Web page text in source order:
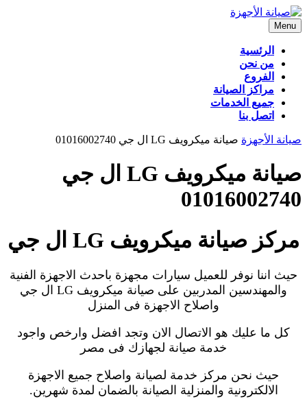
Skip
to
content
Menu
الرئسية
من نحن
الفروع
مراكز الصيانة
جميع الخدمات
اتصل بنا
CLOSE
صيانة الأجهزة صيانة ميكرويف LG ال جي 01016002740
صيانة ميكرويف LG ال جي
01016002740
مركز صيانة ميكرويف LG ال جي
حيث اننا نوفر للعميل سيارات مجهزة باحدث الاجهزة الفنية
والمهندسين المدربين على صيانة ميكرويف LG ال جي
واصلاح الاجهزة فى المنزل
كل ما عليك هو الاتصال الان وتجد افضل وارخص واجود
خدمة صيانة لجهازك فى مصر
حيث نحن مركز خدمة لصيانة واصلاح جميع الاجهزة
الالكترونية والمنزلية الصيانة بالضمان لمدة شهرين.